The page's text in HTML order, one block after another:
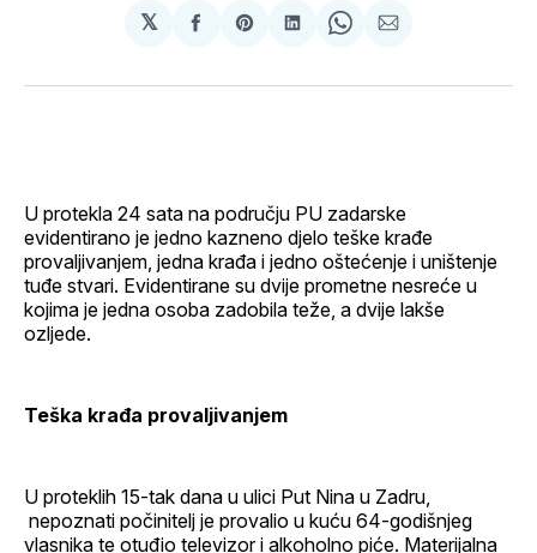
𝕏
podijeliSharepodijeliSharepodijeli
U protekla 24 sata na području PU zadarske
evidentirano je jedno kazneno djelo teške krađe
provaljivanjem, jedna krađa i jedno oštećenje i uništenje
tuđe stvari. Evidentirane su dvije prometne nesreće u
kojima je jedna osoba zadobila teže, a dvije lakše
ozljede.
Teška krađa provaljivanjem
U proteklih 15-tak dana u ulici Put Nina u Zadru,
nepoznati počinitelj je provalio u kuću 64-godišnjeg
vlasnika te otuđio televizor i alkoholno piće. Materijalna